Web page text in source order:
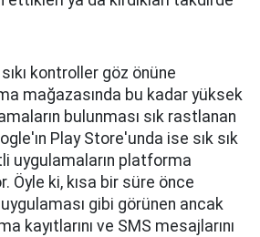
sıkı kontroller göz önüne
mağazasında bu kadar yüksek
bulunması sık rastlanan
Play Store'unda ise sık sık
uygulamaların platforma
Öyle ki, kısa bir süre önce
gibi görünen ancak
kayıtlarını ve SMS mesajlarını